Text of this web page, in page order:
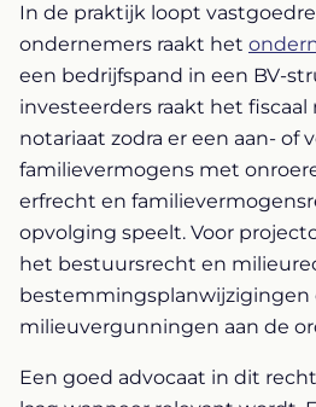
In de praktijk loopt
ondernemers raakt het
een bedrijfspand in een BV-
investeerders raakt het
notariaat zodra er een aan- of
familievermogens met
erfrecht en
opvolging speelt. Voor
het bestuursrecht en
bestemmingsplanwijzigingen
milieuvergunningen aan de
Een goed advocaat in dit